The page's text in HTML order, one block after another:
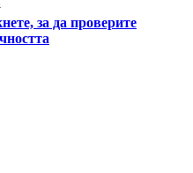
за да проверите